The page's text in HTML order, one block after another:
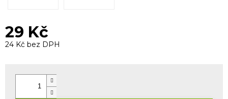
29 Kč
24 Kč bez DPH